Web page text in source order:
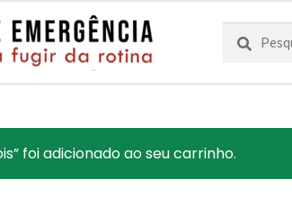
Pesquisar
por:
Pesquisa
foi adicionado ao seu carrinho.